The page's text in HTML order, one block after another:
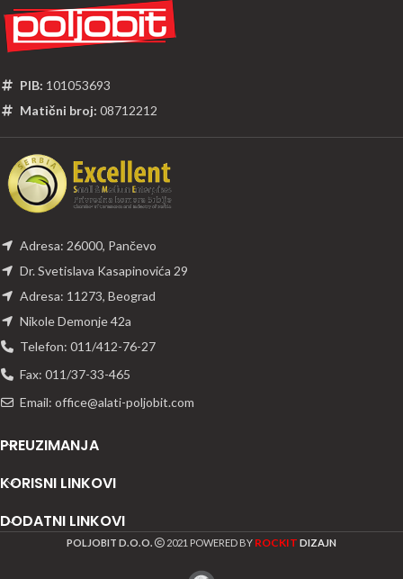
PIB: 101053693
Matični broj: 08712212
Adresa: 26000, Pančevo
Dr. Svetislava Kasapinovića 29
Adresa: 11273, Beograd
Nikole Demonje 42a
Telefon: 011/412-76-27
Fax: 011/37-33-465
Email: office@alati-poljobit.com
PREUZIMANJA
KORISNI LINKOVI
DODATNI LINKOVI
POLJOBIT D.O.O. 2021 POWERED BY ROCKIT DIZAJN